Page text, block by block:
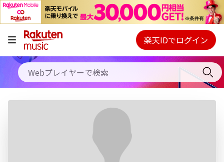
キャンペーン
料金プラン
使い方
Webプレイヤー
ご契約内容の確認・変更
楽天IDでログイン